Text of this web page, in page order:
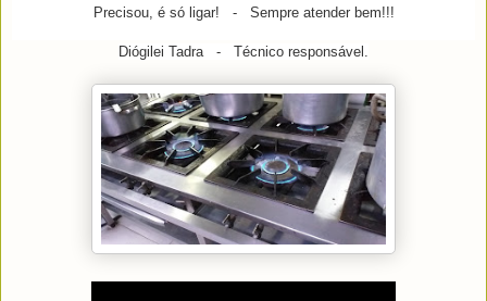
Precisou, é só ligar! - Sempre atender bem!!!
Diógilei Tadra - Técnico responsável.